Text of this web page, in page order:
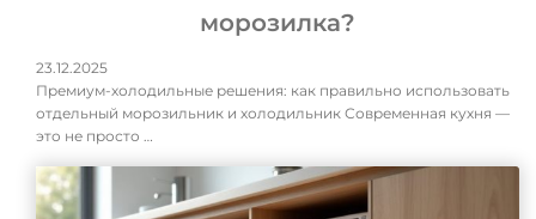
морозилка?
23.12.2025
Премиум-холодильные решения: как правильно использовать
отдельный морозильник и холодильник Современная кухня —
это не просто …